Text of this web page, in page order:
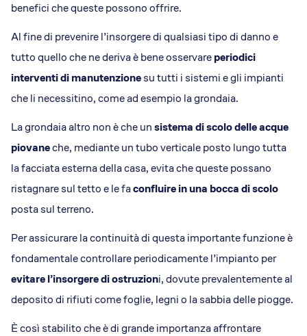
benefici che queste possono offrire.
Al fine di prevenire l’insorgere di qualsiasi tipo di danno e
tutto quello che ne deriva è bene osservareperiodici
interventi di manutenzionesu tutti i sistemi e gli impianti
che li necessitino, come ad esempio la grondaia.
La grondaia altro non è che unsistema di scolo delle acque
piovaneche, mediante un tubo verticale posto lungo tutta
la facciata esterna della casa, evita che queste possano
ristagnare sul tetto e le faconfluire in una bocca di scolo
posta sul terreno.
Per assicurare la continuità di questa importante funzione è
fondamentale controllare periodicamente l’impianto per
evitare l’insorgere di ostruzioni, dovute prevalentemente al
deposito di rifiuti come foglie, legni o la sabbia delle piogge.
È così stabilito che è di grande importanza affrontare